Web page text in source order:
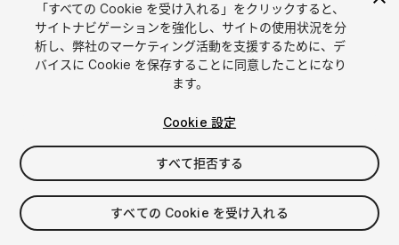
1/2
$4.99
消費税は決済時に計算されます
「すべての Cookie を受け入れる」をクリックすると、
サイトナビゲーションを強化し、サイトの使用状況を分
析し、弊社のマーケティング活動を支援するために、デ
バイスに Cookie を保存することに同意したことになり
ます。
Cookie 設定
すべて拒否する
すべての Cookie を受け入れる